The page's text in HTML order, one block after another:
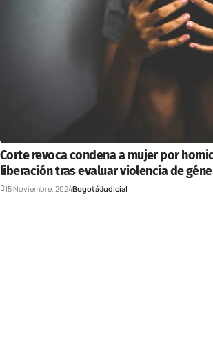
Corte revoca condena a mujer por
liberación tras evaluar violencia de
15 Noviembre, 2024BogotáJudicial